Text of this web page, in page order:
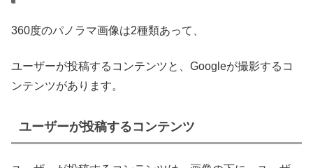
360度のパノラマ画像は2種類あって、
ユーザーが投稿するコンテンツと、Googleが撮影するコ
ンテンツがあります。
ユーザーが投稿するコンテンツ